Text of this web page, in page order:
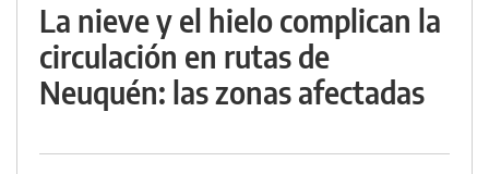
La nieve y el hielo complican la
circulación en rutas de
Neuquén: las zonas afectadas